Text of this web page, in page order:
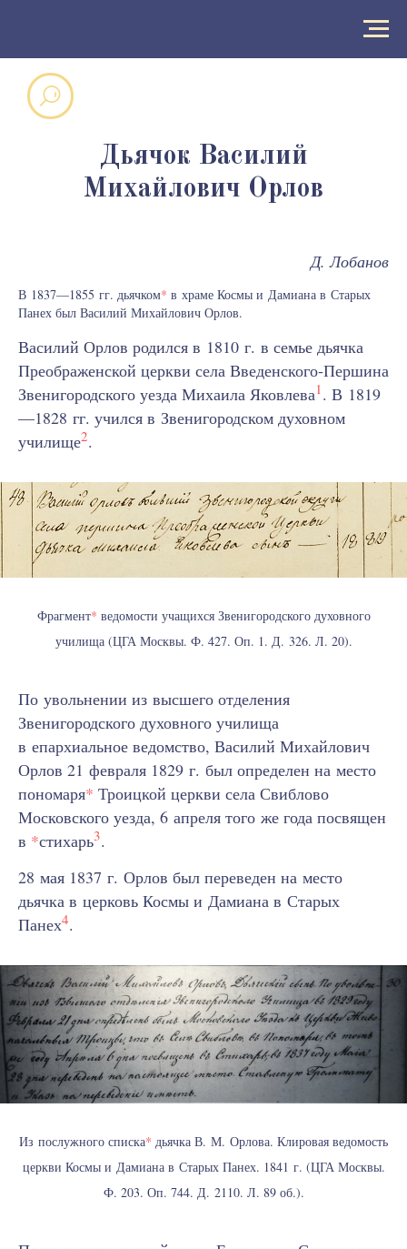
Дьячок Василий
Михайлович Орлов
Д. Лобанов
В 1837—1855 гг. дьячком* в храме Космы и Дамиана в Старых
Панех был Василий Михайлович Орлов.
Василий Орлов родился в 1810 г. в семье дьячка
Преображенской церкви села Введенского-Першина
Звенигородского уезда Михаила Яковлева1. В 1819
—1828 гг. учился в Звенигородском духовном
училище2.
Фрагмент* ведомости учащихся Звенигородского духовного
училища (ЦГА Москвы. Ф. 427. Оп. 1. Д. 326. Л. 20).
По увольнении из высшего отделения
Звенигородского духовного училища
в епархиальное ведомство, Василий Михайлович
Орлов 21 февраля 1829 г. был определен на место
пономаря* Троицкой церкви села Свиблово
Московского уезда, 6 апреля того же года посвящен
в *стихарь3.
28 мая 1837 г. Орлов был переведен на место
дьячка в церковь Космы и Дамиана в Старых
Панех4.
Из послужного списка* дьячка В. М. Орлова. Клировая ведомость
церкви Космы и Дамиана в Старых Панех. 1841 г. (ЦГА Москвы.
Ф. 203. Оп. 744. Д. 2110. Л. 89 об.).